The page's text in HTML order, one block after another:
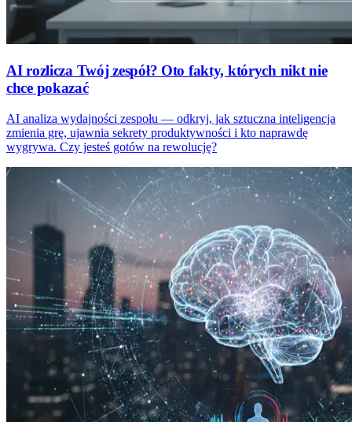
AI rozlicza Twój zespół? Oto fakty, których nikt nie
chce pokazać
AI analiza wydajności zespołu — odkryj, jak sztuczna inteligencja
zmienia grę, ujawnia sekrety produktywności i kto naprawdę
wygrywa. Czy jesteś gotów na rewolucję?